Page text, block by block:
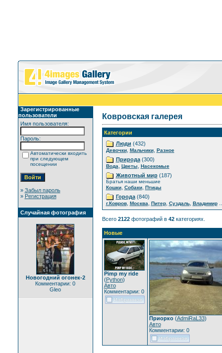
Зарегистрированные
пользователи
Имя пользователя:
Пароль:
Автоматически входить
при следующем
посещении
» Забыл пароль
» Регистрация
Случайная фотография
Новогодний огонек-2
Комментарии: 0
Gleo
Ковровская галерея
Категории
Люди (432)
Девочки, Мальчики, Разное
Природа(300)
Вода Цветы Насекомые
Животный мир(187)
Братья наши меньшие
Кошки, Собаки, Птицы
Города(840)
г.Ковров, Москва Питер, Суздаль, Владимир
Всего 2122фотографий в 42категориях.
Новые
Pimp my ride
(Python)
Авто
Комментарии: 0
Приорко(AdmiRaL33)
Авто
Комментарии: 0